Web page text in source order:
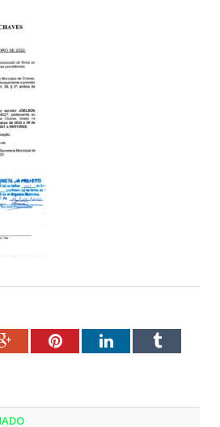
Google+PinterestLinkedInTumblr